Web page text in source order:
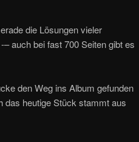
die Lösungen vieler
auch bei fast 700 Seiten gibt es
den Weg ins Album gefunden
das heutige Stück stammt aus